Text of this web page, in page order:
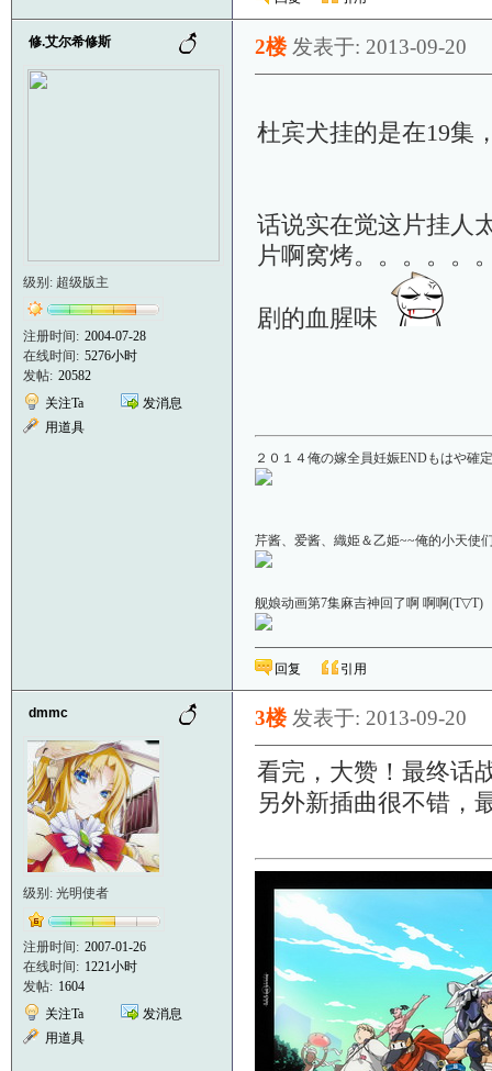
修.艾尔希修斯
级别: 超级版主
注册时间: 2004-07-28
在线时间: 5276小时
发帖: 20582
关注Ta
发消息
用道具
2楼 发表于: 2013-09-20
杜宾犬挂的是在19集
话说实在觉这片挂人
片啊窝烤。。。。。
剧的血腥味
２０１４俺の嫁全員妊娠ENDもはや確
芹酱、爱酱、織姫＆乙姫~~俺的小天使
舰娘动画第7集麻吉神回了啊 啊啊
回复 引用
dmmc
级别: 光明使者
注册时间: 2007-01-26
在线时间: 1221小时
发帖: 1604
关注Ta
发消息
用道具
3楼 发表于: 2013-09-20
看完，大赞！最终话
另外新插曲很不错，